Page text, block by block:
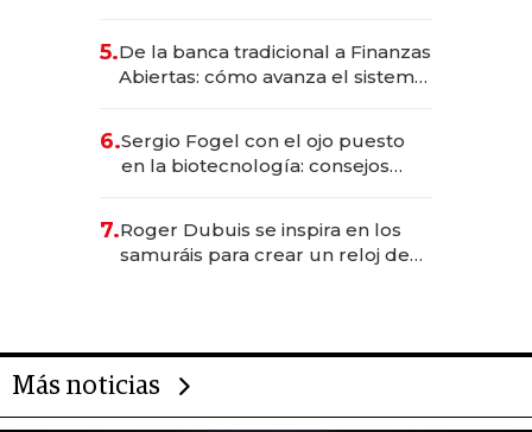
5.De la banca tradicional a Finanzas
Abiertas: cómo avanza el sistema
6.Sergio Fogel con el ojo puesto
en la biotecnología: consejos
rol de la IA
7.Roger Dubuis se inspira en los
samuráis para crear un reloj de
Más noticias